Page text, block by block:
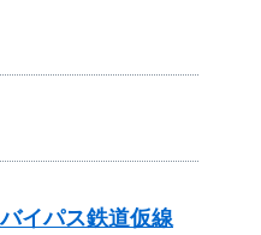
イパス鉄道仮線